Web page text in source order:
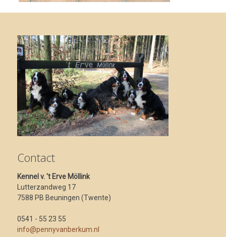
Contact
Kennel v. 't Erve Möllink
Lutterzandweg 17
7588 PB Beuningen (Twente)
0541 - 55 23 55
info@pennyvanberkum.nl